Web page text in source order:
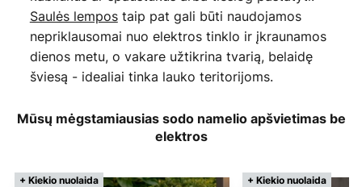
Saulės lempostaip pat gali būti naudojamos
nepriklausomai nuo elektros tinklo ir įkraunamos
dienos metu, o vakare užtikrina tvarią, belaidę
šviesą - idealiai tinka lauko teritorijoms.
Mūsų mėgstamiausias sodo namelio apšvietimas be
elektros
+ Kiekio nuolaida + Kiekio nuolaida